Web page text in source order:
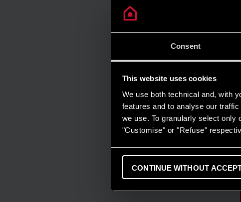
Consent
This website uses cookies
We use both technical and, with
features and to analyse our
we use. To granularly select
"Customise" or "Refuse"
CONTINUE WITHOUT